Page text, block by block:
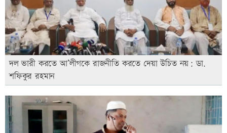
দল ভারী করতে আ’লীগকে রাজনীতি করতে দেয়া উচিত নয়: ডা.
শফিকুর রহমান